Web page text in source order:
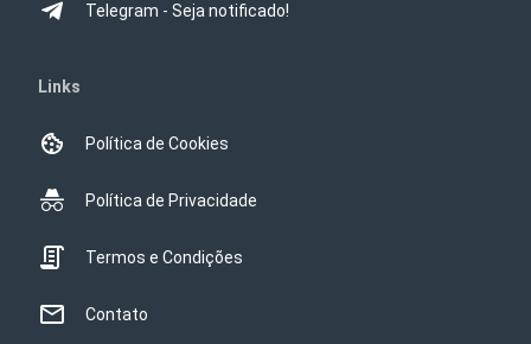
Telegram - Seja notificado!
Links
Política de Cookies
Política de Privacidade
Termos e Condições
Contato